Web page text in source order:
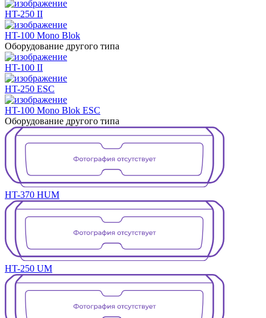
HT-250 II
HT-100 Mono Blok
Оборудование другого типа
HT-100 II
HT-250 ESC
HT-100 Mono Blok ESC
Оборудование другого типа
HT-370 HUM
HT-250 UM